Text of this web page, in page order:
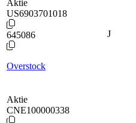
Aktie
US6903701018
645086
Overstock
J
Aktie
CNE100000338